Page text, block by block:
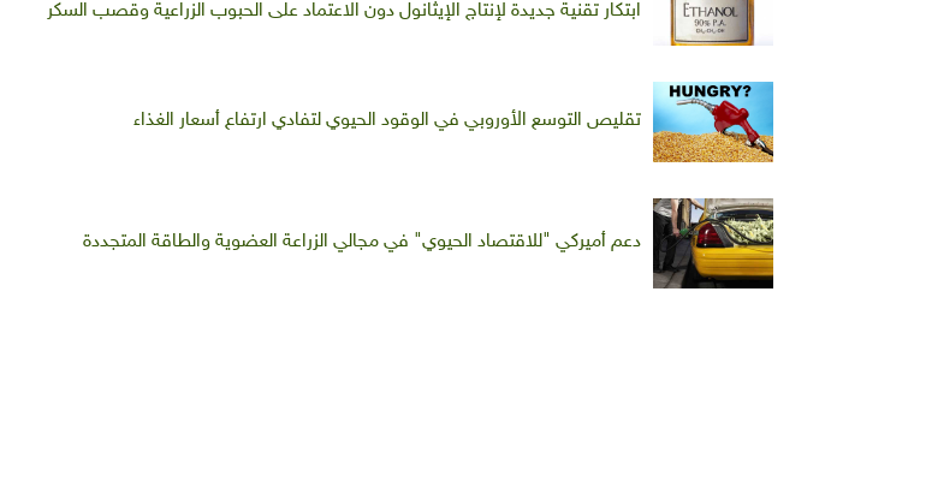
ابتكار تقنية جديدة لإنتاج الإيثانول دون الاعتماد على الحبوب الزراعية وقصب السكر
تقليص التوسع الأوروبي في الوقود الحيوي لتفادي ارتفاع أسعار الغذاء
دعم أميركي "للاقتصاد الحيوي" في مجالي الزراعة العضوية والطاقة المتجددة